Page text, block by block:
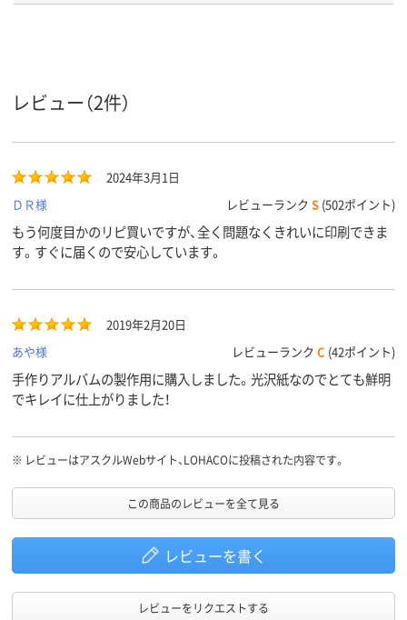
商品環境
スコア
レビュー（2件）
2024年3月1日
ＤＲ様
レビューランク S (502ポイント)
もう何度目かのリピ買いですが、全く問題なくきれいに印刷できま
す。すぐに届くので安心しています。
2019年2月20日
あや様
レビューランク C (42ポイント)
手作りアルバムの製作用に購入しました。光沢紙なのでとても鮮明
でキレイに仕上がりました！
※ レビューはアスクルWebサイト、LOHACOに投稿された内容です。
この商品のレビューを全て見る
レビューを書く
レビューをリクエストする